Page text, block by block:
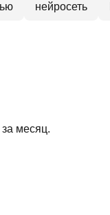
нейросеть
месяц.